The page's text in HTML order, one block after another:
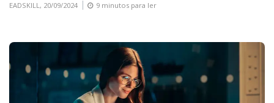
EADSKILL, 20/09/2024 9 minutos para ler